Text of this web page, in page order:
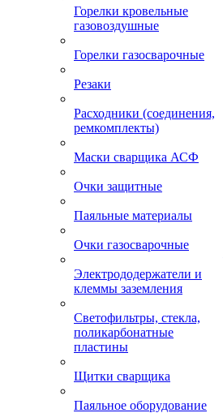
Горелки кровельные
газовоздушные
Горелки газосварочные
Резаки
Расходники (соединения,
ремкомплекты)
Маски сварщика АСФ
Очки защитные
Паяльные материалы
Очки газосварочные
Электрододержатели и
клеммы заземления
Светофильтры, стекла,
поликарбонатные
пластины
Щитки сварщика
Паяльное оборудование